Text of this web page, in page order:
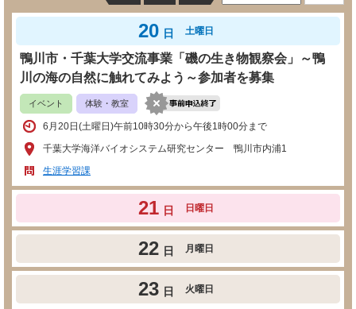
20 日 土曜日
鴨川市・千葉大学交流事業「磯の生き物観察会」～鴨
川の海の自然に触れてみよう～参加者を募集
イベント 体験・教室
6月20日(土曜日)午前10時30分から午後1時00分まで
千葉大学海洋バイオシステム研究センター 鴨川市内浦1
生涯学習課
21 日 日曜日
22 日 月曜日
23 日 火曜日